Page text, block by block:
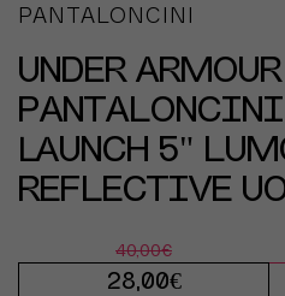
PANTALONCINI
UNDER ARMOUR
LAUNCH 5"
REFLECTIVE
40,00€
28,00€